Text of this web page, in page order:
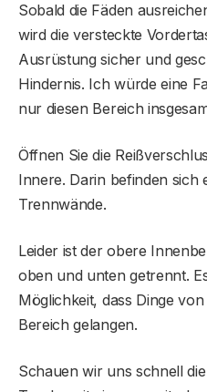
Sobald die Fäden
wird die versteckte
Ausrüstung sicher und
Hindernis. Ich würde eine
nur diesen Bereich
Öffnen Sie die
Innere. Darin befinden sich
Trennwände.
Leider ist der obere
oben und unten getrennt.
Möglichkeit, dass Dinge
Bereich gelangen.
Schauen wir uns schnell